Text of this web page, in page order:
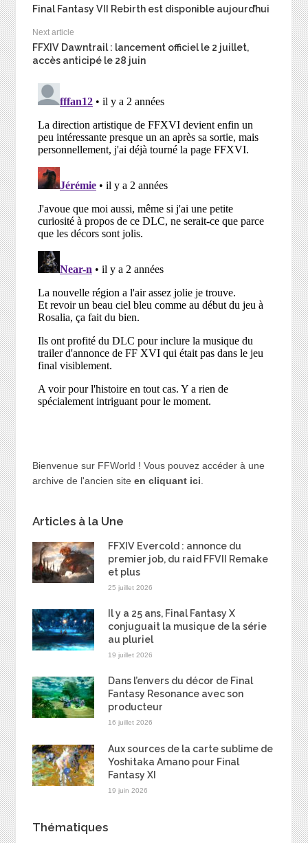
Final Fantasy VII Rebirth est disponible aujourd’hui
Next article
FFXIV Dawntrail : lancement officiel le 2 juillet,
accès anticipé le 28 juin
Bienvenue sur FFWorld ! Vous pouvez accéder à une
archive de l'ancien site en cliquant ici
Articles à la Une
FFXIV Evercold : annonce du
premier job, du raid FFVII Remake
et plus
25 juillet 2026
Il y a 25 ans, Final Fantasy X
conjuguait la musique de la série
au pluriel
19 juillet 2026
Dans l’envers du décor de Final
Fantasy Resonance avec son
producteur
16 juillet 2026
Aux sources de la carte sublime de
Yoshitaka Amano pour Final
Fantasy XI
19 juin 2026
Thématiques